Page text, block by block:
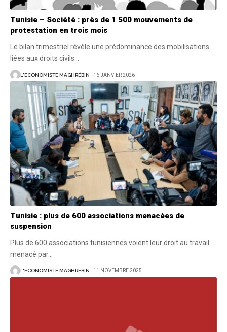
Tunisie – Société : près de 1 500 mouvements de
protestation en trois mois
Le bilan trimestriel révèle une prédominance des mobilisations
liées aux droits civils
L'ECONOMISTE MAGHRÉBIN 16 JANVIER 2026
Tunisie : plus de 600 associations menacées de
suspension
Plus de 600 associations tunisiennes voient leur droit au travail
menacé par…
L'ECONOMISTE MAGHRÉBIN 11 NOVEMBRE 2025